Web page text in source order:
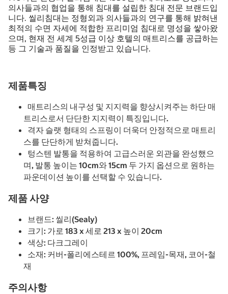
의사들과의 협업을 통해 침대를 설립한 침대 전문 브랜드입
니다. 씰리침대는 정형외과 의사들과의 연구를 통해 밝혀낸
최적의 수면 자세에 적합한 프리미엄 침대로 명성을 쌓아왔
으며, 현재 전 세계 5성급 이상 호텔의 매트리스를 공급하는
등 그 기술과 품질을 인정받고 있습니다.
제품특징
매트리스의 내구성 및 지지력을 향상시켜주는 하단 매
트리스로서 단단한 지지력이 특징입니다.
격자 슬랫 형태의 스프링이 더욱더 안정적으로 매트리
스를 단단하게 받쳐줍니다.
텅스텐 발통을 적용하여 고급스러운 외관을 완성했으
며, 발통 높이는 10cm와 15cm 두 가지 옵션으로 원하는
파운데이션 높이를 선택할 수 있습니다.
제품 사양
브랜드: 씰리(Sealy)
크기: 가로 183 x 세로 213 x 높이 20cm
색상: 다크그레이
소재: 커버-폴리에스테르 100%, 프레임-목재, 코어-철
재
주의사항